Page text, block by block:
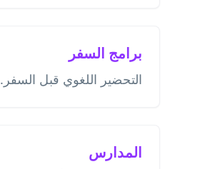
برامج السفر
التحضير اللغوي قبل السفر.
المدارس